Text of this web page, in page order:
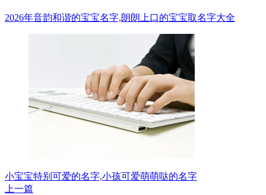
2026年音韵和谐的宝宝名字,朗朗上口的宝宝取名字大全
小宝宝特别可爱的名字,小孩可爱萌萌哒的名字
上一篇